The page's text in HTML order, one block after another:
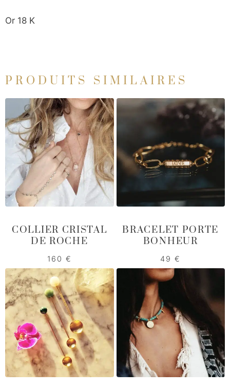
Or 18 K
PRODUITS SIMILAIRES
COLLIER CRISTAL
DE ROCHE
160 €
BRACELET PORTE
BONHEUR
49€